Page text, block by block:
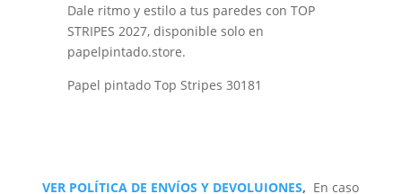
Dale ritmo y estilo a tus paredes con TOP
STRIPES 2027, disponible solo en
papelpintado.store.
Papel pintado Top Stripes 30181
VER POLÍTICA DE ENVÍOS Y DEVOLUIONES, En caso